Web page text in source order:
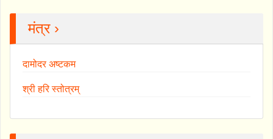
मंत्र ›
दामोदर अष्टकम
श्री हरि स्तोत्रम्